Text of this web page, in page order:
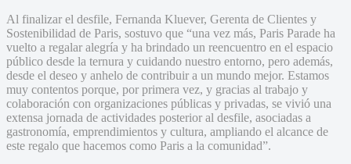
Al finalizar el desfile, Fernanda Kluever, Gerenta de Clientes y
Sostenibilidad de Paris, sostuvo que “una vez más, Paris Parade ha
vuelto a regalar alegría y ha brindado un reencuentro en el espacio
público desde la ternura y cuidando nuestro entorno, pero además,
desde el deseo y anhelo de contribuir a un mundo mejor. Estamos
muy contentos porque, por primera vez, y gracias al trabajo y
colaboración con organizaciones públicas y privadas, se vivió una
extensa jornada de actividades posterior al desfile, asociadas a
gastronomía, emprendimientos y cultura, ampliando el alcance de
este regalo que hacemos como Paris a la comunidad”.